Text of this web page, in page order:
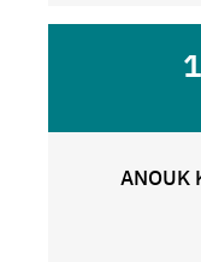
ANOUK